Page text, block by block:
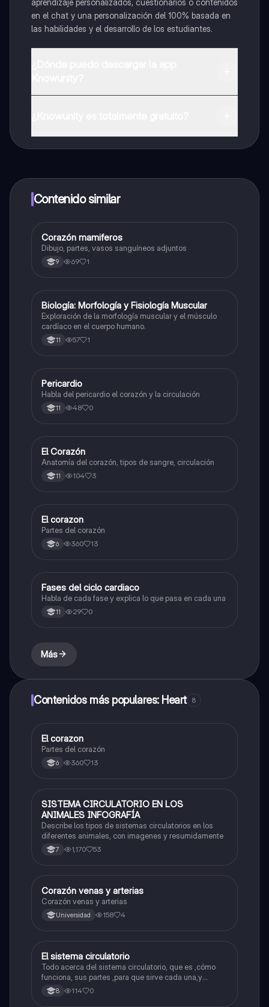
aprendizaje personalizados, cuestionarios o contenidos
en el chat y una personalización del 100% basada en
las habilidades y el desarrollo de los estudiantes.
a determinadas funciones.
Contenido similar
Biologia
Corazón mamiferos
Dibujo, partes, vasos sanguíneos adjuntos
9 69 1
Biologia
Biología: Morfología y Fisiología Muscular
Exploración de la morfología muscular y el músculo
cardíaco en el cuerpo humano.
11 57 1
Biologia
Pericardio
Habla del pericardio el corazón y la circulación
11 48 0
Biologia
El Corazón
Anatomía del corazón, tipos de sangre, circulación
11 104 3
Biologia
El corazon
Partes del corazón
6 360 13
Biologia
Fases del ciclo cardiaco
Habla de cada fase y explica lo que pasa en cada una
11 29 0
Más
Contenidos más populares: Heart 8
Biologia
El corazon
Partes del corazón
6 360 13
Biologia
SISTEMA CIRCULATORIO EN LOS
ANIMALES INFOGRAFÍA
Describe los tipos de sistemas circulatorios en los
diferentes animales, con imagenes y resumidamente
7 1,170 53
Biologia
Corazón venas y arterias
Corazón venas y arterias
Universidad 158 4
Biologia
El sistema circulatorio
Todo acerca del sistema circulatorio, que es ,cómo
funciona, sus partes ,para que sirve cada una,y
demas inquietudes acerca del funcionamiento de
este sistema
8 114 0